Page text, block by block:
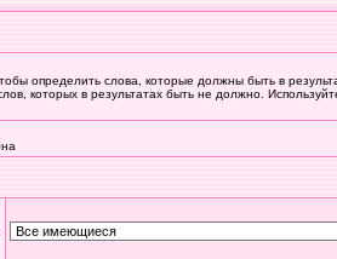
определить слова, которые должны быть в
которых в результатах быть не должно.